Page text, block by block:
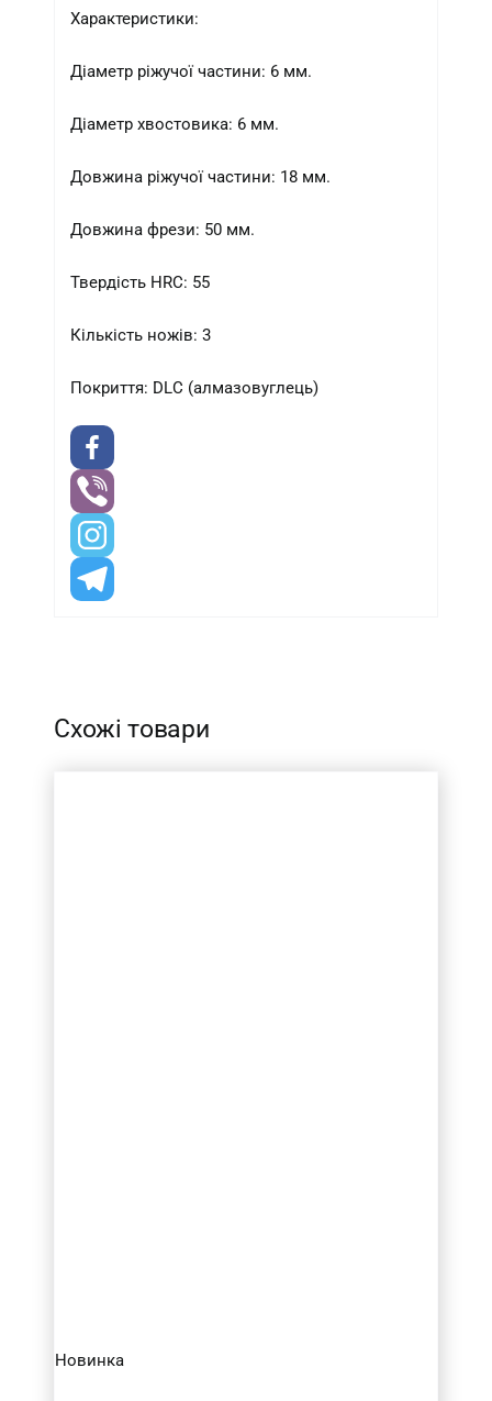
Характеристики:
Діаметр ріжучої частини: 6 мм.
Діаметр хвостовика: 6 мм.
Довжина ріжучої частини: 18 мм.
Довжина фрези: 50 мм.
Твердість HRC: 55
Кількість ножів: 3
Покриття: DLC (алмазовуглець)
Схожі товари
Новинка